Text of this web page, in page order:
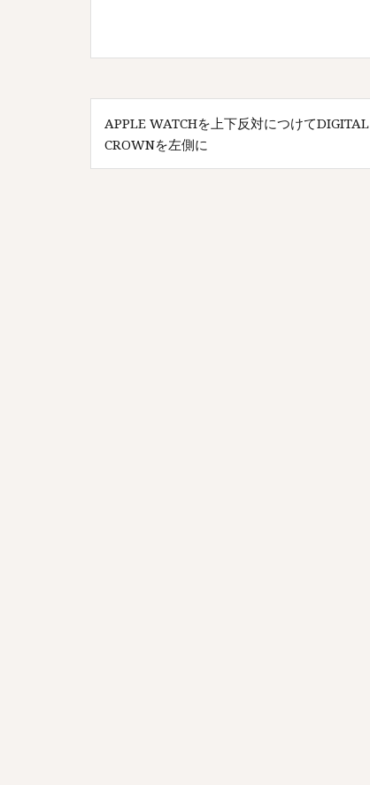
e
b
o
o
k
d
o
n
l
投
稿
ナ
APPLE WATCHを上下反対につけてDIGITAL
CROWNを左側に